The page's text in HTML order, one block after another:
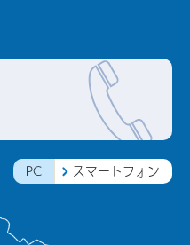
PC スマートフォン